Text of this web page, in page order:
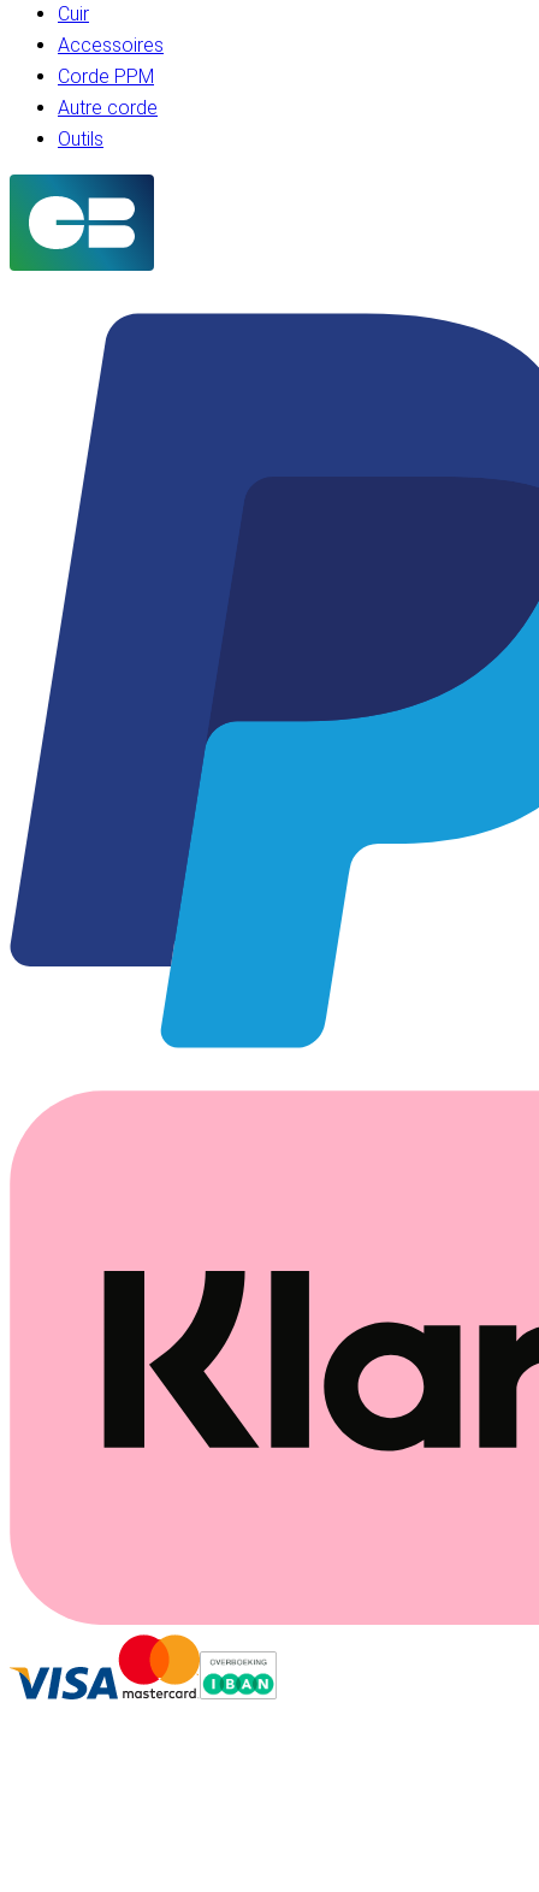
Cuir
Accessoires
Corde PPM
Autre corde
Outils